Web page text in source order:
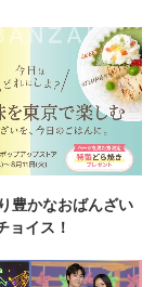
豊かなおばんざい
ョイス！